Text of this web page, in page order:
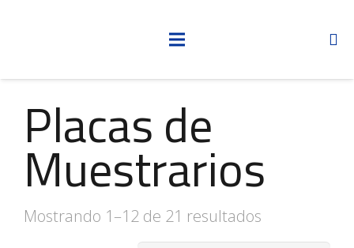
Placas de
Muestrarios
Mostrando 1–12 de 21 resultados